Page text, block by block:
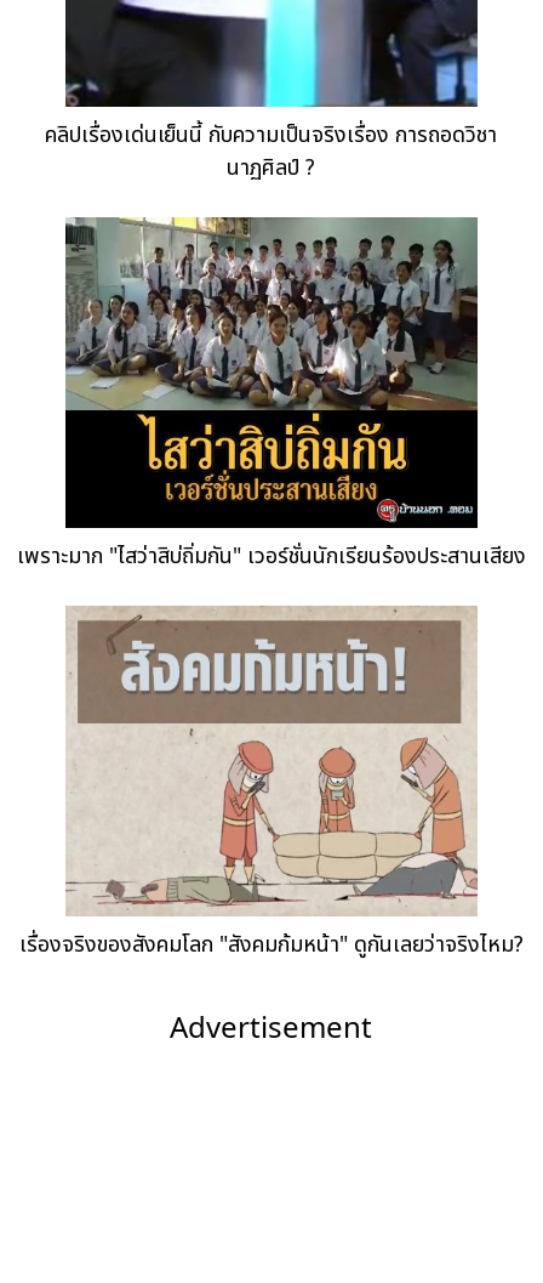
คลิปเรื่องเด่นเย็นนี้ กับความเป็นจริงเรื่อง การถอดวิชา
นาฏศิลป์ ?
เพราะมาก "ไสว่าสิบ่ถิ่มกัน" เวอร์ชั่นนักเรียนร้องประสานเสียง
เรื่องจริงของสังคมโลก "สังคมก้มหน้า" ดูกันเลยว่าจริงไหม?
Advertisement